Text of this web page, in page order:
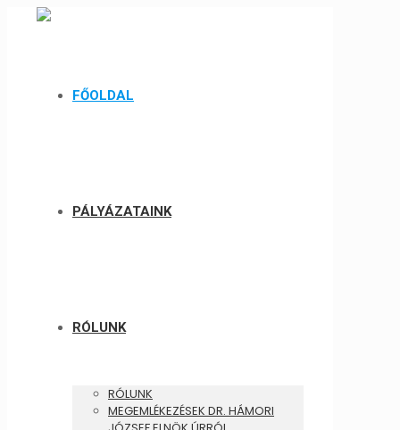
FŐOLDAL
PÁLYÁZATAINK
RÓLUNK
RÓLUNK
MEGEMLÉKEZÉSEK DR. HÁMORI